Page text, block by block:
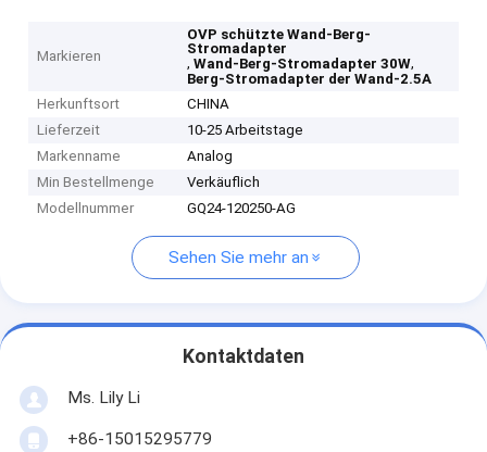
Markieren
OVP schützte Wand-Berg-
Stromadapter
,Wand-Berg-Stromadapter 30W,
Berg-Stromadapter der Wand-2.5A
Herkunftsort
CHINA
Lieferzeit
10-25 Arbeitstage
Markenname
Analog
Min Bestellmenge
Verkäuflich
Modellnummer
GQ24-120250-AG
Sehen Sie mehr an
Kontaktdaten
Ms. Lily Li
+86-15015295779